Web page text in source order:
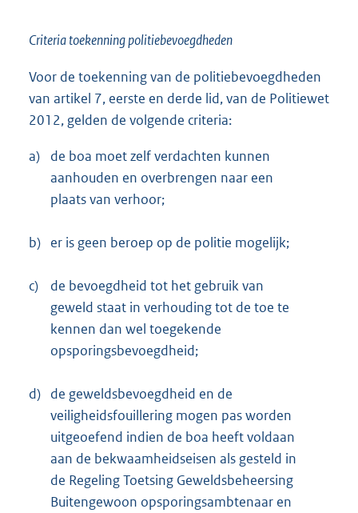
Criteria toekenning politiebevoegdheden
Voor de toekenning van de politiebevoegdheden
van artikel 7, eerste en derde lid, van de Politiewet
2012, gelden de volgende criteria:
a)
de boa moet zelf verdachten kunnen
aanhouden en overbrengen naar een
plaats van verhoor;
b) er is geen beroep op de politie mogelijk;
c)
de bevoegdheid tot het gebruik van
geweld staat in verhouding tot de toe te
kennen dan wel toegekende
opsporingsbevoegdheid;
d) de geweldsbevoegdheid en de
veiligheidsfouillering mogen pas worden
uitgeoefend indien de boa heeft voldaan
aan de bekwaamheidseisen als gesteld in
de Regeling Toetsing Geweldsbeheersing
Buitengewoon opsporingsambtenaar en